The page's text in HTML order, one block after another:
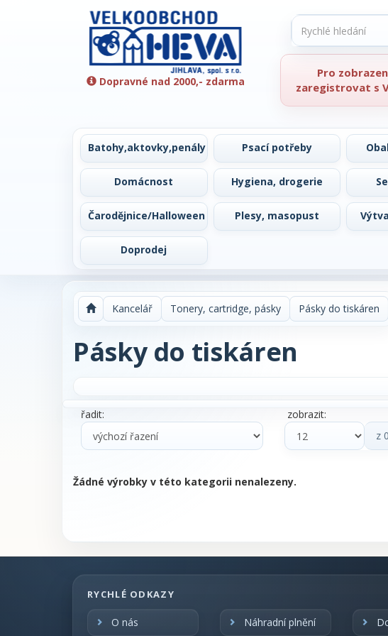
Dopravné nad 2000,- zdarma
Pro
zaregistrovat s
Batohy,aktovky,penály Psací potřeby
Domácnost Hygiena, drogerie
Čarodějnice/Halloween Plesy, masopust
Doprodej
Kancelář Tonery, cartridge, pásky Pásky do tiskáren
Pásky do tiskáren
řadit:
zobrazit:
z 0
Žádné výrobky v této kategorii nenalezeny.
RYCHLÉ ODKAZY
O nás Náhradní plnění